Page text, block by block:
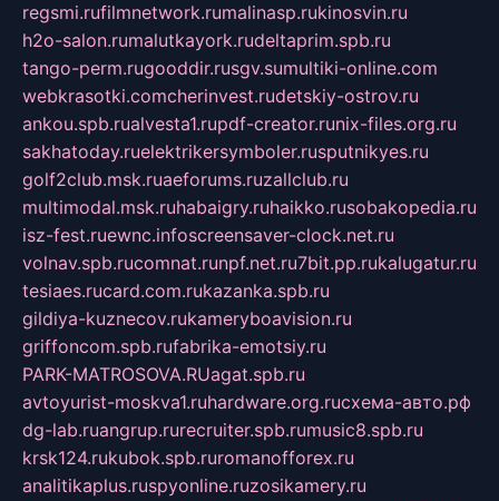
regsmi.rufilmnetwork.rumalinasp.rukinosvin.ru
h2o-salon.rumalutkayork.rudeltaprim.spb.ru
tango-perm.rugooddir.rusgv.sumultiki-online.com
webkrasotki.comcherinvest.rudetskiy-ostrov.ru
ankou.spb.rualvesta1.rupdf-creator.runix-files.org.ru
sakhatoday.ruelektrikersymboler.rusputnikyes.ru
golf2club.msk.ruaeforums.ruzallclub.ru
multimodal.msk.ruhabaigry.ruhaikko.rusobakopedia.ru
isz-fest.ruewnc.infoscreensaver-clock.net.ru
volnav.spb.rucomnat.runpf.net.ru7bit.pp.rukalugatur.ru
tesiaes.rucard.com.rukazanka.spb.ru
gildiya-kuznecov.rukameryboavision.ru
griffoncom.spb.rufabrika-emotsiy.ru
PARK-MATROSOVA.RUagat.spb.ru
avtoyurist-moskva1.ruhardware.org.ruсхема-авто.рф
dg-lab.ruangrup.rurecruiter.spb.rumusic8.spb.ru
krsk124.rukubok.spb.ruromanofforex.ru
analitikaplus.ruspyonline.ruzosikamery.ru